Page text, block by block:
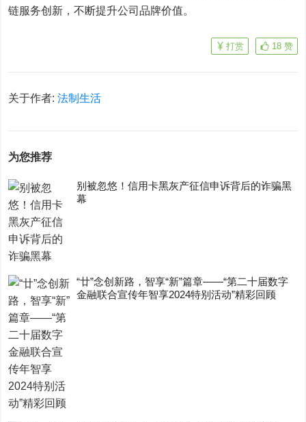
链服务创新，不断提升公司品牌价值。
18 赞
打赏
关于作者:法制生活
为您推荐
别被忽悠！信用卡黑灰产征信申诉背后的诈骗黑
幕
“廿”念创新路，智享“新”篇章——“第二十届数字
金融联合宣传年智享2024特别活动”精彩回顾